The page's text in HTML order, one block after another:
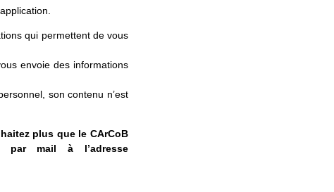
qui permettent de vous
envoie des informations
son contenu n’est
plus que le CArCoB
par mail à l’adresse